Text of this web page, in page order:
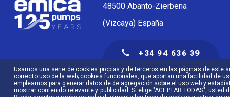
Usamos una serie de cookies propias y de terceros en las páginas de este
correcto uso de la web; cookies funcionales, que aportan una facilidad de
empleamos para generar datos de de agregación sobre el uso web y
mostrar contenido relevante y publicidad. Si elige "ACEPTAR TODAS",
48500 Abanto-Zierbena
(Vizcaya) España
+34 94 636 39
61